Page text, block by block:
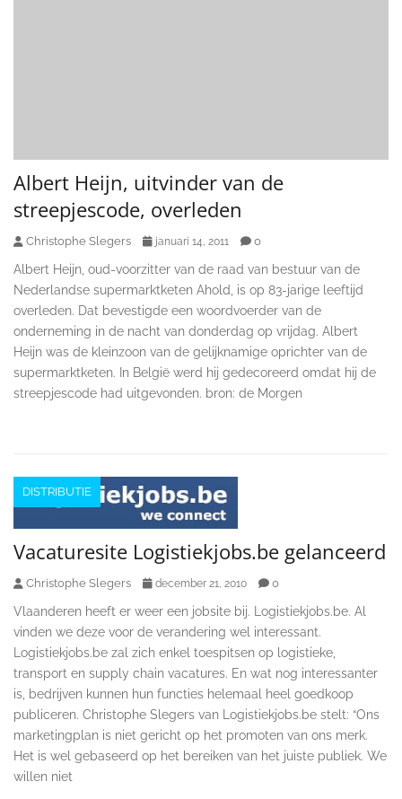
Albert Heijn, uitvinder van de
streepjescode, overleden
Christophe Slegers januari 14, 2011 0
Albert Heijn, oud-voorzitter van de raad van bestuur van de
Nederlandse supermarktketen Ahold, is op 83-jarige leeftijd
overleden. Dat bevestigde een woordvoerder van de
onderneming in de nacht van donderdag op vrijdag. Albert
Heijn was de kleinzoon van de gelijknamige oprichter van de
supermarktketen. In België werd hij gedecoreerd omdat hij de
streepjescode had uitgevonden. bron: de Morgen
DISTRIBUTIE
Vacaturesite Logistiekjobs.be gelanceerd
Christophe Slegers december 21, 2010 0
Vlaanderen heeft er weer een jobsite bij. Logistiekjobs.be. Al
vinden we deze voor de verandering wel interessant.
Logistiekjobs.be zal zich enkel toespitsen op logistieke,
transport en supply chain vacatures. En wat nog interessanter
is, bedrijven kunnen hun functies helemaal heel goedkoop
publiceren. Christophe Slegers van Logistiekjobs.be stelt: “Ons
marketingplan is niet gericht op het promoten van ons merk.
Het is wel gebaseerd op het bereiken van het juiste publiek. We
willen niet